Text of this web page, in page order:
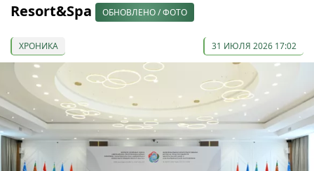
Resort&Spa
ОБНОВЛЕНО / ФОТО
ХРОНИКА 31 ИЮЛЯ 2026 17:02